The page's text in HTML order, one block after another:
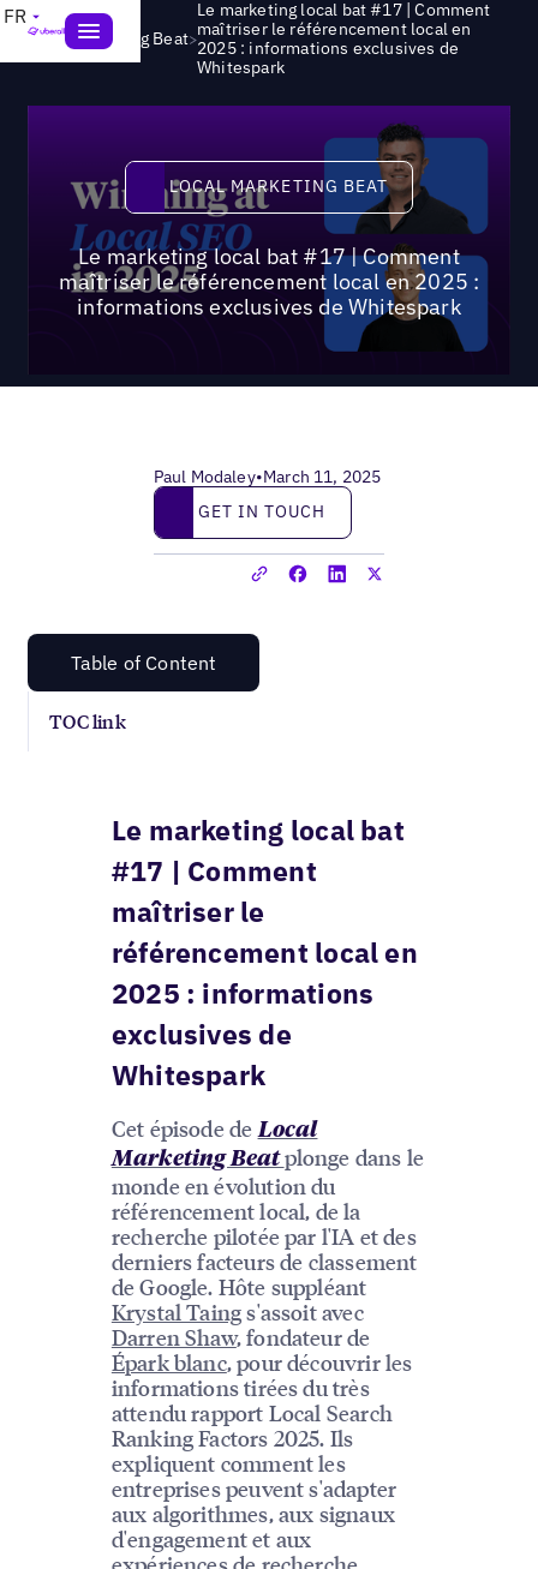
FR
Local Marketing Beat>
Le marketing local bat #17 | Comment
maîtriser le référencement local en
2025 : informations exclusives de
Whitespark
Local Marketing Beat
LOCAL MARKETING BEAT
Le marketing local bat #17 | Comment
maîtriser le référencement local en 2025 :
informations exclusives de Whitespark
Paul Modaley•March 11, 2025
Get in touch
GET IN TOUCH
Table of Content
TOC link
Le marketing local bat
#17 | Comment
maîtriser le
référencement local en
2025 : informations
exclusives de
Whitespark
Cet épisode de Local
Marketing Beatplonge dans le
monde en évolution du
référencement local, de la
recherche pilotée par l'IA et des
derniers facteurs de classement
de Google. Hôte suppléant
Krystal Taings'assoit avec
Darren Shaw, fondateur de
Épark blanc, pour découvrir les
informations tirées du très
attendu rapport Local Search
Ranking Factors 2025. Ils
expliquent comment les
entreprises peuvent s'adapter
aux algorithmes, aux signaux
d'engagement et aux
expériences de recherche